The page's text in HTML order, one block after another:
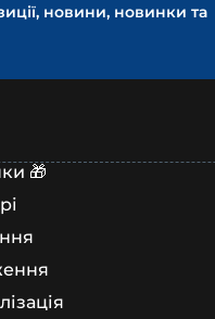
новини, новинки та
🎁